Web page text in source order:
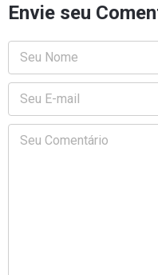
Envie seu